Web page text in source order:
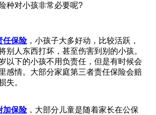
种对小孩非常必要呢?
任保险，小孩子大多好动，比较活跃，
别人东西打坏，甚至伤害到别的小孩。
以下的小孩不用负责任，但是有时候会
感情。大部分家庭第三者责任保险会赔
失。
加保险，大部分儿童是随着家长在公保